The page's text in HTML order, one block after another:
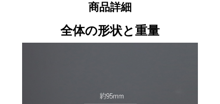
商品詳細
全体の形状と重量